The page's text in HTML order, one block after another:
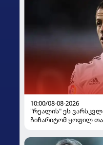
10:00/08-08-2026
"რეალის" ეს
ჩიჩარიტომ ყოფილ